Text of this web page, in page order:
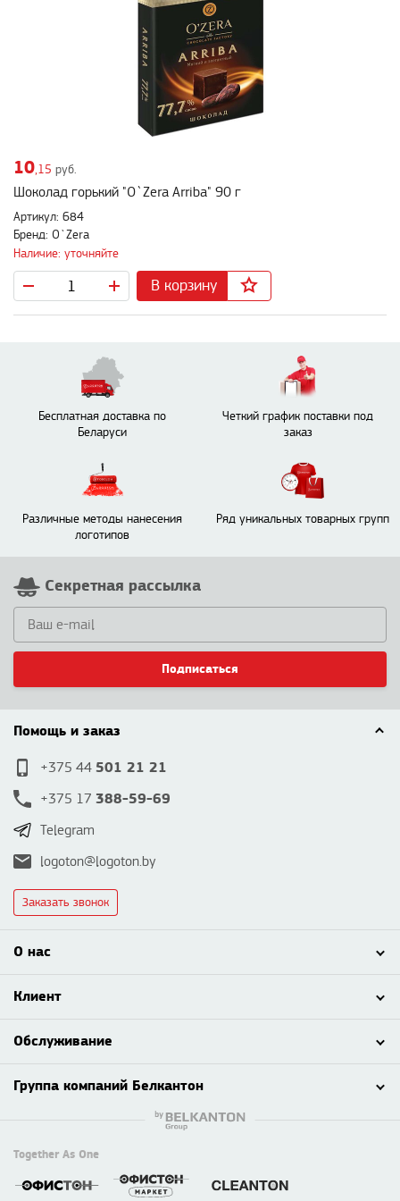
10 ,15 руб.
Шоколад горький "O`Zera Arriba" 90 г
Артикул: 684
Бренд: O`Zera
Наличие: уточняйте
В корзину
Бесплатная доставка по
Беларуси
Четкий график поставки под
заказ
Различные методы нанесения
логотипов
Ряд уникальных товарных групп
Секретная рассылка
Подписаться
Помощь и заказ
+375 44 501 21 21
+375 17 388-59-69
Telegram
logoton@logoton.by
Заказать звонок
О нас
Клиент
Обслуживание
Группа компаний Белкантон
Together As One